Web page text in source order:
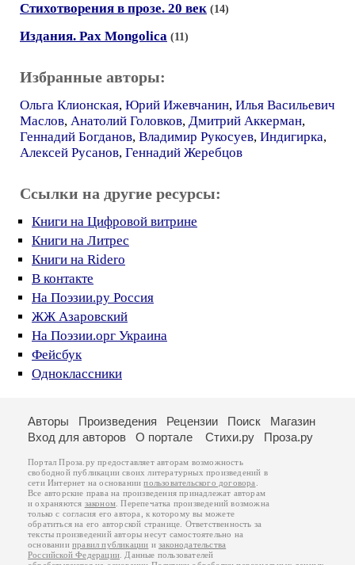
Стихотворения в прозе. 20 век (14)
Издания. Pax Mongolica (11)
Избранные авторы:
Ольга Клионская, Юрий Ижевчанин, Илья Васильевич
Маслов, Анатолий Головков, Дмитрий Аккерман,
Геннадий Богданов, Владимир Рукосуев, Индигирка,
Алексей Русанов, Геннадий Жеребцов
Ссылки на другие ресурсы:
Книги на Цифровой витрине
Книги на Литрес
Книги на Ridero
В контакте
На Поэзии.ру Россия
ЖЖ Азаровский
На Поэзии.орг Украина
Фейсбук
Одноклассники
Авторы Произведения Рецензии Поиск
Магазин
Вход для авторов
О портале Стихи.ру Проза.ру
Портал Проза.ру предоставляет авторам возможность
свободной публикации своих литературных произведений в
сети Интернет на основаниипользовательского договора
Все авторские права на произведения принадлежат авторам
и охраняются законом . Перепечатка произведений возможна
только с согласия его автора, к которому вы можете
обратиться на его авторской странице. Ответственность за
тексты произведений авторы несут самостоятельно на
основанииправил публикации изаконодательства
Российской Федерации . Данные пользователей